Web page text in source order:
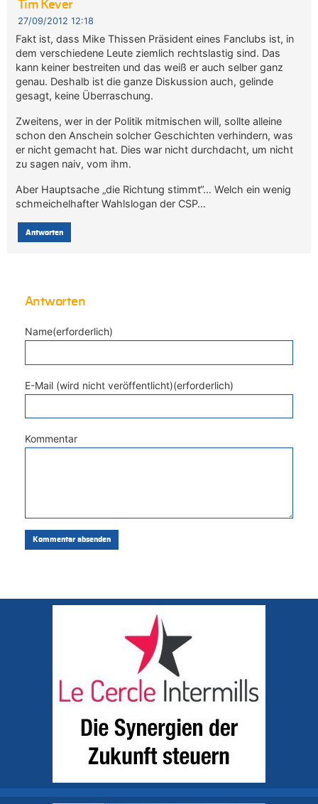
Tim Kever
27/09/2012 12:18
Fakt ist, dass Mike Thissen Präsident eines Fanclubs ist, in
dem verschiedene Leute ziemlich rechtslastig sind. Das
kann keiner bestreiten und das weiß er auch selber ganz
genau. Deshalb ist die ganze Diskussion auch, gelinde
gesagt, keine Überraschung.
Zweitens, wer in der Politik mitmischen will, sollte alleine
schon den Anschein solcher Geschichten verhindern, was
er nicht gemacht hat. Dies war nicht durchdacht, um nicht
zu sagen naiv, vom ihm.
Aber Hauptsache „die Richtung stimmt“… Welch ein wenig
schmeichelhafter Wahlslogan der CSP…
Antworten
Antworten
Name(erforderlich)
E-Mail (wird nicht veröffentlicht)(erforderlich)
Kommentar